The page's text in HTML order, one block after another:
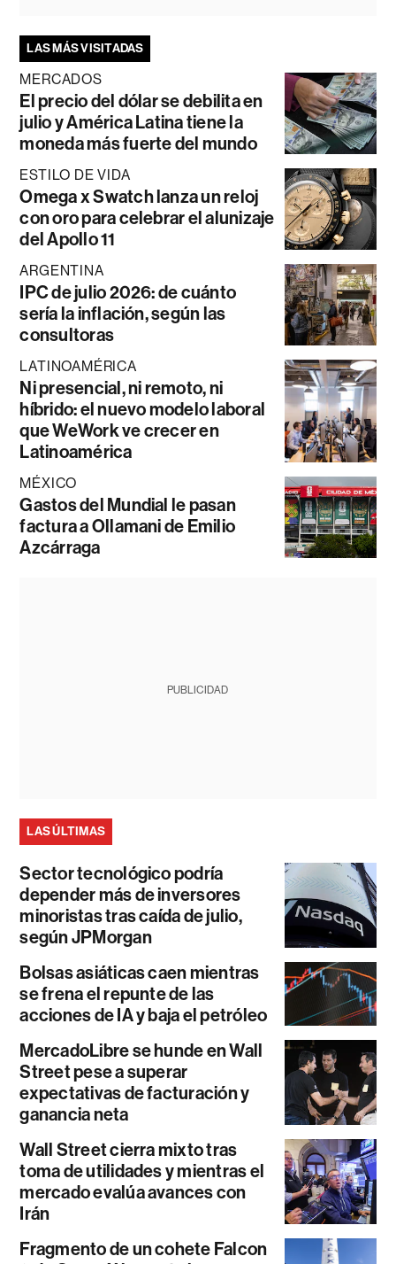
LAS MÁS VISITADAS
MERCADOS
El precio del dólar se debilita en
julio y América Latina tiene la
moneda más fuerte del mundo
ESTILO DE VIDA
Omega x Swatch lanza un reloj
con oro para celebrar el alunizaje
del Apollo 11
ARGENTINA
IPC de julio 2026: de cuánto
sería la inflación, según las
consultoras
LATINOAMÉRICA
Ni presencial, ni remoto, ni
híbrido: el nuevo modelo laboral
que WeWork ve crecer en
Latinoamérica
MÉXICO
Gastos del Mundial le pasan
factura a Ollamani de Emilio
Azcárraga
PUBLICIDAD
LAS ÚLTIMAS
Sector tecnológico podría
depender más de inversores
minoristas tras caída de julio,
según JPMorgan
Bolsas asiáticas caen mientras
se frena el repunte de las
acciones de IA y baja el petróleo
MercadoLibre se hunde en Wall
Street pese a superar
expectativas de facturación y
ganancia neta
Wall Street cierra mixto tras
toma de utilidades y mientras el
mercado evalúa avances con
Irán
Fragmento de un cohete Falcon